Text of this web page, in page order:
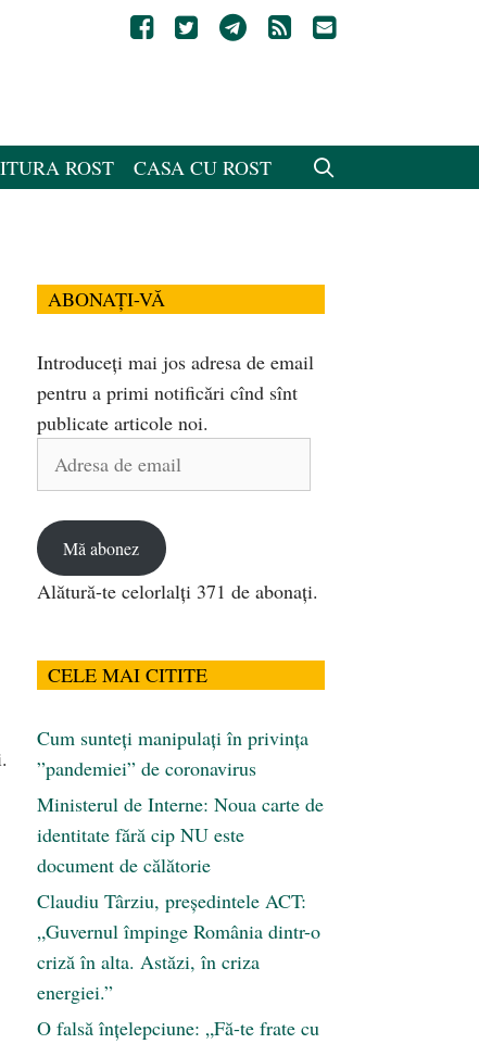
ROST CASA CU ROST
ABONAȚI-VĂ
Introduceți mai jos adresa de email
pentru a primi notificări cînd sînt
publicate articole noi.
Adresa
Mă abonez
Alătură-te celorlalți 371 de abonați.
CELE MAI CITITE
Cum sunteți manipulați în privința
”pandemiei” de coronavirus
Ministerul de Interne: Noua carte de
identitate fără cip NU este
document de călătorie
Claudiu Târziu, președintele ACT:
„Guvernul împinge România dintr-o
criză în alta. Astăzi, în criza
energiei.”
O falsă înțelepciune: „Fă-te frate cu